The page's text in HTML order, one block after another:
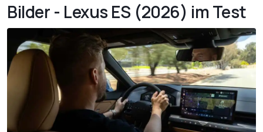
Bilder - Lexus ES (2026) im Test